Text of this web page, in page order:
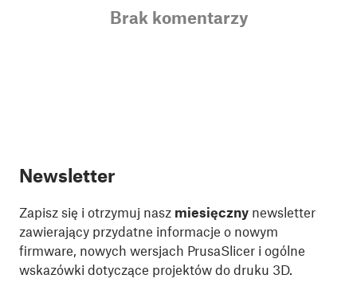
Brak komentarzy
Newsletter
Zapisz się i otrzymuj nasz miesięczny newsletter
zawierający przydatne informacje o nowym
firmware, nowych wersjach PrusaSlicer i ogólne
wskazówki dotyczące projektów do druku 3D.